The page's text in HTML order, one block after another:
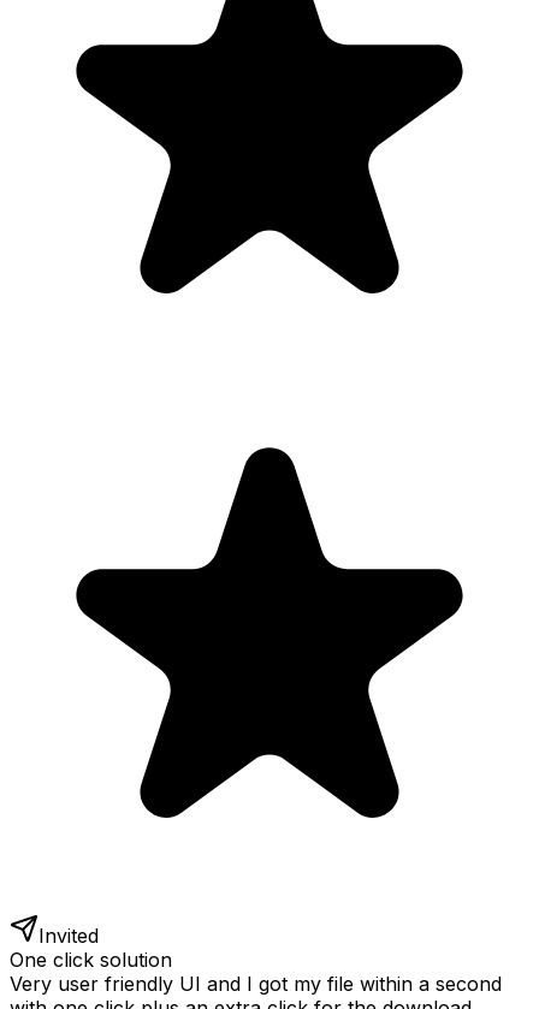
Invited
One click solution
Very user friendly UI and I got my file within a second